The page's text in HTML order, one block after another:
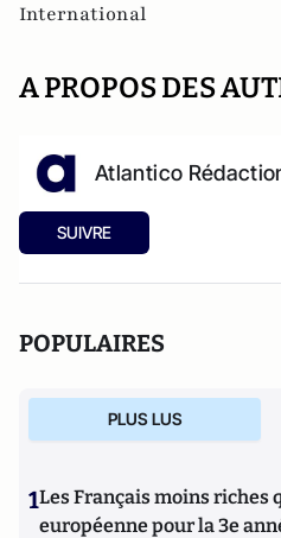
International
A PROPOS DES
Atlantico
SUIVRE
POPULAIRES
PLUS LUS
1Les Français moins riches
européenne pour la 3e